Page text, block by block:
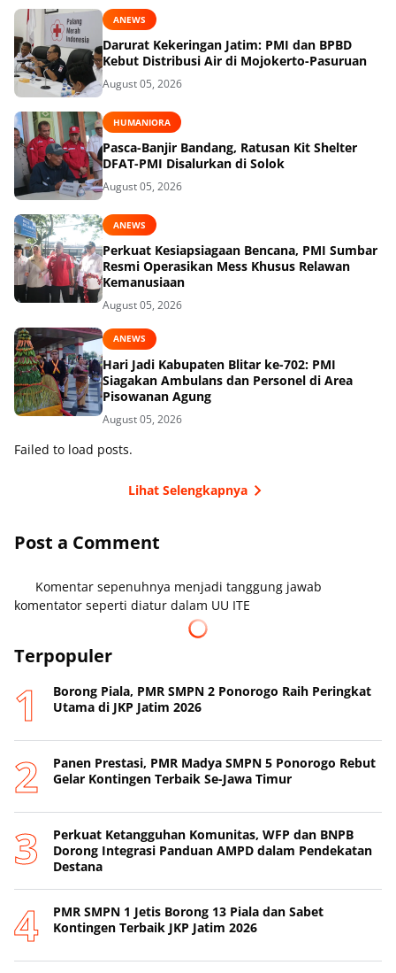
ANEWS
Darurat Kekeringan Jatim: PMI dan BPBD
Kebut Distribusi Air di Mojokerto-Pasuruan
August 05, 2026
HUMANIORA
Pasca-Banjir Bandang, Ratusan Kit Shelter
DFAT-PMI Disalurkan di Solok
August 05, 2026
ANEWS
Perkuat Kesiapsiagaan Bencana, PMI Sumbar
Resmi Operasikan Mess Khusus Relawan
Kemanusiaan
August 05, 2026
ANEWS
Hari Jadi Kabupaten Blitar ke-702: PMI
Siagakan Ambulans dan Personel di Area
Pisowanan Agung
August 05, 2026
Failed to load posts.
Lihat Selengkapnya
Post a Comment
Komentar sepenuhnya menjadi tanggung jawab
komentator seperti diatur dalam UU ITE
Terpopuler
Borong Piala, PMR SMPN 2 Ponorogo Raih Peringkat
Utama di JKP Jatim 2026
Panen Prestasi, PMR Madya SMPN 5 Ponorogo Rebut
Gelar Kontingen Terbaik Se-Jawa Timur
Perkuat Ketangguhan Komunitas, WFP dan BNPB
Dorong Integrasi Panduan AMPD dalam Pendekatan
Destana
PMR SMPN 1 Jetis Borong 13 Piala dan Sabet
Kontingen Terbaik JKP Jatim 2026